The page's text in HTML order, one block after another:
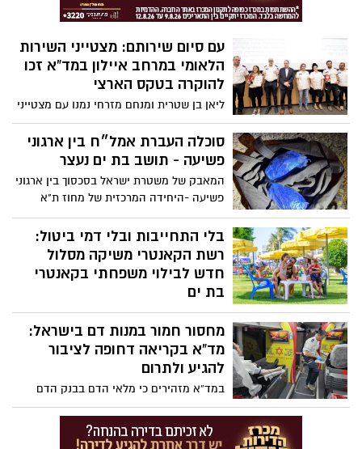
עם סיום שירותם: מצטייני השירות
הלאומי במרחב איילון במד”א זכו
להוקרה בטקס הארצי
ליאן בן שטרית ומנחם מזרחי נמנו עם מצטייני
מרחב איילון, בטקס חגיגי שנערך לכ-320 בני
ובנות השירות הלאומי שסיימו את שירותם
במד”א
סוכלה העברת אמל״ח בין ארגוני
פשיעה - תושב בת ים נעצר
המאבק של משטרת ישראל בסכסוך בין ארגוני
פשיעה -היחידה המרכזית של מחוז ת"א
סיכלה העברת אמל"ח לשימוש ארגון פשיעה
ועצרה חשוד בהחזקת 2 רימוני רסס צה"ליים,
מעצרו של החשוד הוארך עד ל-10.8.26
בלי התחייבות ובלי דמי ביטול:
רשת הקאנטרי משיקה מסלול
חדש לבילוי משפחתי בקאנטרי
בת ים
רשת הקאנטרי יוצאת במהלך חדש שמאפשר
להצטרף למנוי ללא דמי ביטול וללא התחייבות
ארוכת טווח. לצד הגמישות, נהנים המנויים
ממעטפת מלאה של חדרי כושר, בריכות,
מחסור חמור במנות דם בישראל:
מד”א בקריאה דחופה לציבור
להגיע ולתרום
במד”א מזהירים כי מלאי הדם בבנק הדם
הלאומי נמצא ברמה נמוכה ומדאיגה, בעוד
הצורך במנות דם עבור חולי סרטן, יולדות,
פצועי תאונות דרכים, פצועי צה”ל ומטופלים